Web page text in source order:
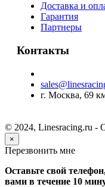
Доставка и
Гарантия
Партнеры
Контакты
г. Москва, 69
© 2024, Linesracing.ru -
×
Перезвонить мне
Оставьте свой
вами в течение 10